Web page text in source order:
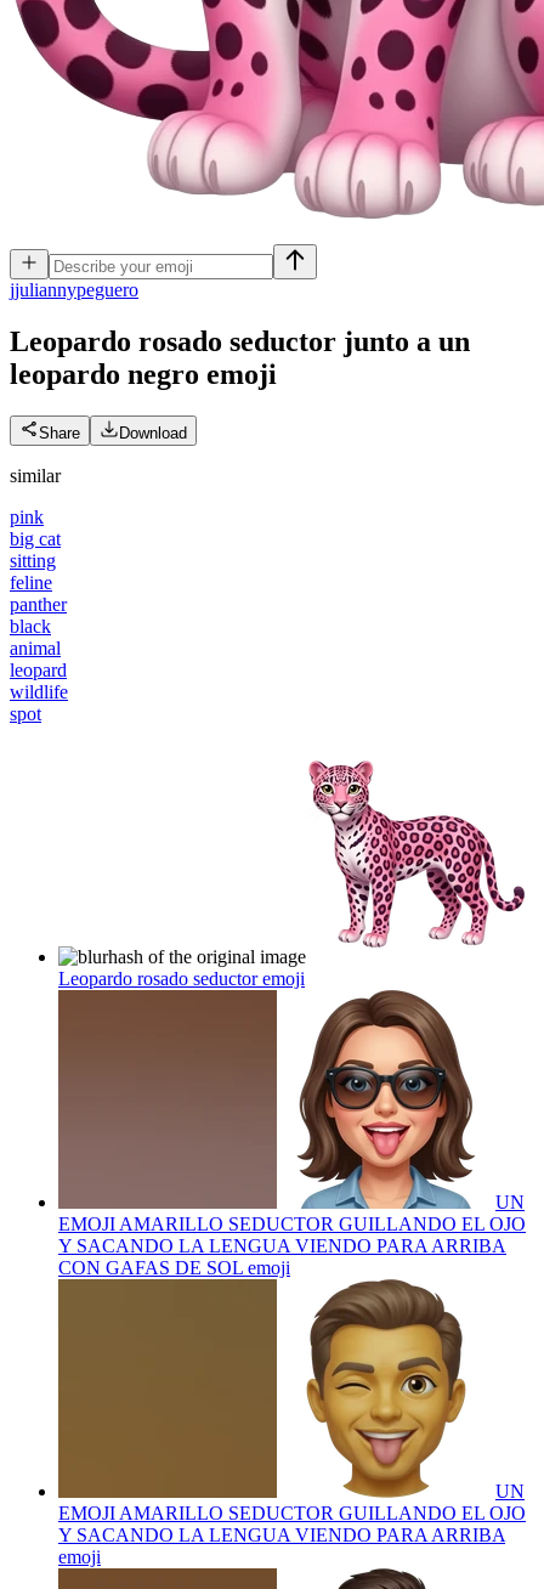
jjuliannypeguero
Leopardo rosado seductor junto a un
leopardo negro emoji
Share Download
similar
pink
big cat
sitting
feline
panther
black
animal
leopard
wildlife
spot
Leopardo rosado seductoremoji
UN
EMOJI AMARILLO SEDUCTOR GUILLANDO EL OJO
Y SACANDO LA LENGUA VIENDO PARA ARRIBA
CON GAFAS DE SOL emoji
UN
EMOJI AMARILLO SEDUCTOR GUILLANDO EL OJO
Y SACANDO LA LENGUA VIENDO PARA ARRIBA
emoji